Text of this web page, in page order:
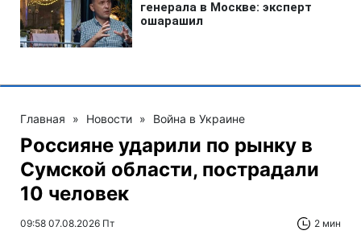
Главная » Новости » Война в Украине
Россияне ударили по рынку в
Сумской области, пострадали
10 человек
09:58 07.08.2026 Пт 2 мин